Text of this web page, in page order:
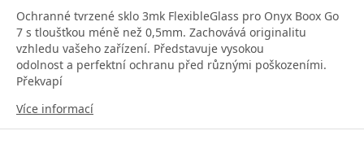
Ochranné tvrzené sklo 3mk FlexibleGlass pro Onyx Boox Go
7 s tloušťkou méně než 0,5mm. Zachovává originalitu
vzhledu vašeho zařízení. Představuje vysokou
odolnost a perfektní ochranu před různými poškozeními.
Překvapí
Více informací